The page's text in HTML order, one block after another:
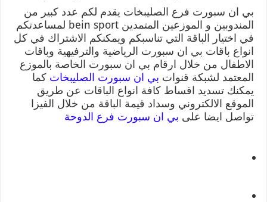
بي ان سبورت فرع الصليبخات يقدم لكم عدد كبير من
المندوبين و الموزعين المتمدين bein sport لمساعدتكم
في اختيار الباقة التي تناسبكم ويمكنكم الاشتراك في كل
انواع باقات بي ان سبورت الرياضية والترفيهية وباقات
الاطفال من خلال ارقام بي ان سبورت الخاصة بالموزع
المعتمد لشبكة قنوات بي ان سبورت الصليبخات كما
يمكنك تسديد اقساط كافة انواع الباقات عن طريق
الموقع الالكتروني وسداد قيمة الباقة من خلال الفيزا
تواصل ايضا على بي ان سبورت فرع الدوحة